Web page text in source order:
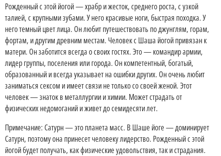
Рожденный с этой йогой — храбр и жесток, среднего роста, с узкой
талией, с крупными зубами. У него красивые ноги, быстрая походка. У
него темный цвет лица. Он любит путешествовать по джунглям, горам,
фортам, и другим древним местам. Человек с Шаша йогой привязан к
матери. Он заботится всегда о своих гостях. Это — командир армии,
лидер группы, поселения или города. Он компетентный, богатый,
образованный и всегда указывает на ошибки других. Он очень любит
заниматься сексом и имеет связи не только со своей женой. Этот
человек — знаток в металлургии и химии. Может страдать от
физических недомоганий и живет до семидесяти лет.
Примечание: Сатурн — это планета масс. В Шаше йоге — доминирует
Сатурн, поэтому она принесет человеку лидерство. Рожденный с этой
йогой будет получать, как физические удовольствия, так и страдания.